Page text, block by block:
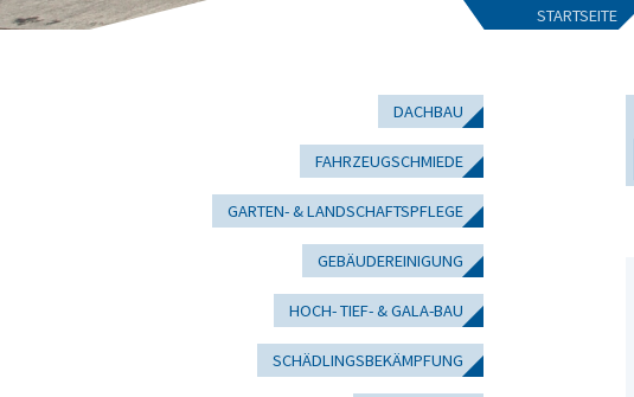
STARTSEITE
DACHBAU
FAHRZEUGSCHMIEDE
GARTEN- & LANDSCHAFTSPFLEGE
GEBÄUDEREINIGUNG
HOCH- TIEF- & GALA-BAU
SCHÄDLINGSBEKÄMPFUNG